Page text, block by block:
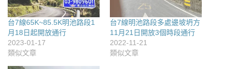
台7線65K~85.5K明池路段1
月18日起開放通行
2023-01-17
類似文章
台7線明池路段多處邊坡坍方
11月21日開放3個時段通行
2022-11-21
類似文章